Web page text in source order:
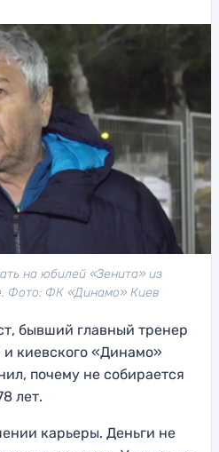
на юбилей «Зенита» из
Фото: ФК «Динамо» Киев
бывший главный тренер
киевского «Динамо»
почему не собирается
лет.
карьеры. Деньги не